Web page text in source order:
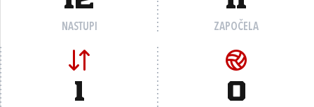
NASTUPI ZAPOČELA
1 0